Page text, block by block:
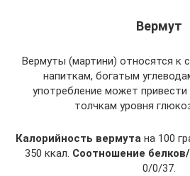
Вермут
Вермуты (мартини) относятся к
напиткам, богатым
употребление может
толчкам уровня
Калорийность вермутана 100
350 ккал. Соотношение
0/0/37.